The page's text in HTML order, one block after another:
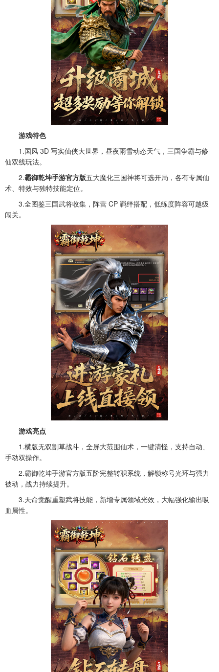
游戏特色
1.国风 3D 写实仙侠大世界，昼夜雨雪动态天气，三国争霸与修
仙双线玩法。
2.霸御乾坤手游官方版五大魔化三国神将可选开局，各有专属仙
术、特效与独特技能定位。
3.全图鉴三国武将收集，阵营 CP 羁绊搭配，低练度阵容可越级
闯关。
游戏亮点
1.横版无双割草战斗，全屏大范围仙术，一键清怪，支持自动、
手动双操作。
2.霸御乾坤手游官方版五阶完整转职系统，解锁称号光环与强力
被动，战力持续提升。
3.天命觉醒重塑武将技能，新增专属领域光效，大幅强化输出吸
血属性。